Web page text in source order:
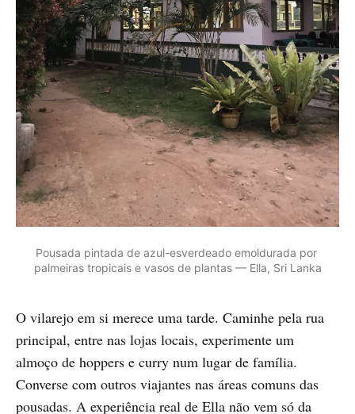
Pousada pintada de azul-esverdeado emoldurada por
palmeiras tropicais e vasos de plantas — Ella, Sri Lanka
O vilarejo em si merece uma tarde. Caminhe pela rua
principal, entre nas lojas locais, experimente um
almoço de hoppers e curry num lugar de família.
Converse com outros viajantes nas áreas comuns das
pousadas. A experiência real de Ella não vem só da